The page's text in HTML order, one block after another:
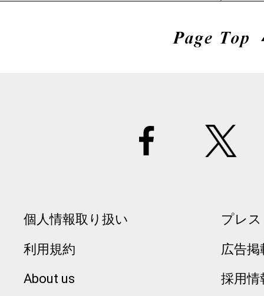
個人情報取り扱い
利用規約
About us
プレ
広告掲
採用情